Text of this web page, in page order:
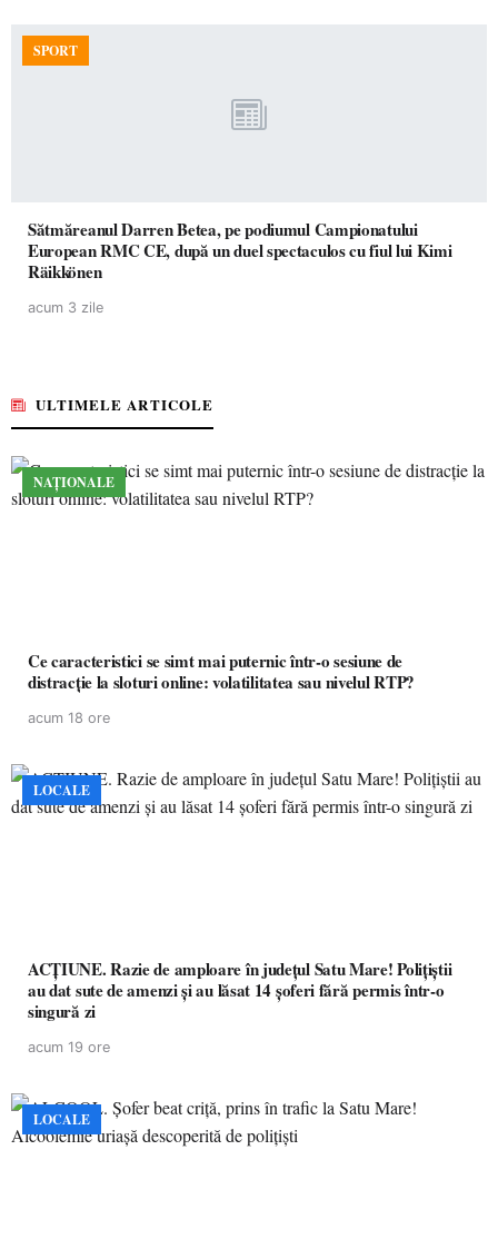
SPORT
Sătmăreanul Darren Betea, pe podiumul Campionatului
European RMC CE, după un duel spectaculos cu fiul lui Kimi
Räikkönen
acum 3 zile
ULTIMELE ARTICOLE
NAȚIONALE
Ce caracteristici se simt mai puternic într-o sesiune de
distracție la sloturi online: volatilitatea sau nivelul RTP?
acum 18 ore
LOCALE
ACȚIUNE. Razie de amploare în județul Satu Mare! Polițiștii
au dat sute de amenzi și au lăsat 14 șoferi fără permis într-o
singură zi
acum 19 ore
LOCALE